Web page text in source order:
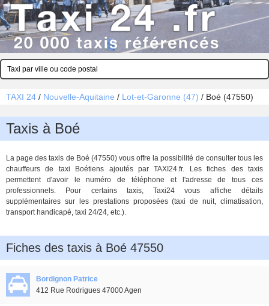
TAXI 24 / Nouvelle-Aquitaine / Lot-et-Garonne (47) / Boé (47550)
Taxis à Boé
La page des taxis de Boé (47550) vous offre la possibilité de consulter tous les
chauffeurs de taxi Boétiens ajoutés par TAXI24.fr. Les fiches des taxis
permettent d'avoir le numéro de téléphone et l'adresse de tous ces
professionnels. Pour certains taxis, Taxi24 vous affiche détails
supplémentaires sur les prestations proposées (taxi de nuit, climatisation,
transport handicapé, taxi 24/24, etc.).
Fiches des taxis à Boé 47550
Bordignon Patrice
412 Rue Rodrigues 47000 Agen